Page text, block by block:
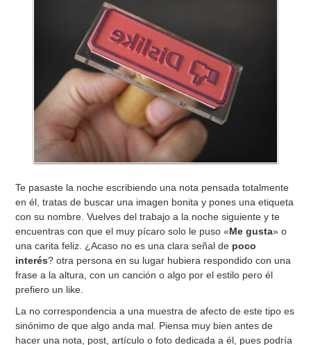
Te pasaste la noche escribiendo una nota pensada totalmente
en él, tratas de buscar una imagen bonita y pones una etiqueta
con su nombre. Vuelves del trabajo a la noche siguiente y te
encuentras con que el muy pícaro solo le puso «Me gusta» o
una carita feliz. ¿Acaso no es una clara señal de poco
interés? otra persona en su lugar hubiera respondido con una
frase a la altura, con un canción o algo por el estilo pero él
prefiero un like.
La no correspondencia a una muestra de afecto de este tipo es
sinónimo de que algo anda mal. Piensa muy bien antes de
hacer una nota, post, artículo o foto dedicada a él, pues podría